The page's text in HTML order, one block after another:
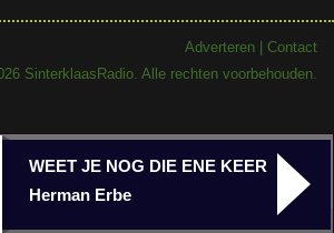
Adverteren
Contact
SinterklaasRadio. Alle rechten voorbehouden.
WEET JE NOG DIE ENE KEER
Herman Erbe